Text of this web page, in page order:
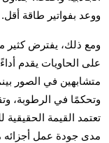
ووعد بفواتير طاقة أقل.
ومع ذلك، يفترض كثير
على الحاويات يقدم
متشابهين في الصور
وتحكمًا في الرطوبة،
تعتمد القيمة
مدى جودة عمل أجزائه